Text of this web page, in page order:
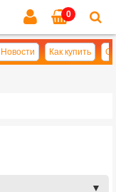
0
Новости Как купить